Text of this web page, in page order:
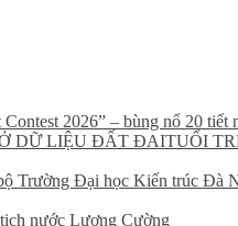
2026” – bùng nổ 20 tiết
TUỔI
Trường Đại học Kiến trúc Đà
nước Lương Cường